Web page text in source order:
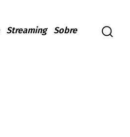
Streaming Sobre